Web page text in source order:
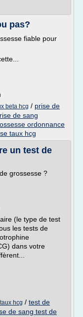
pas?
fiable pour
beta hcg / prise de
de sang
ordonnance
taux hcg
un test de
grossesse ?
(le type de test
les tests de
dans votre
hcg / test de
de sang test de